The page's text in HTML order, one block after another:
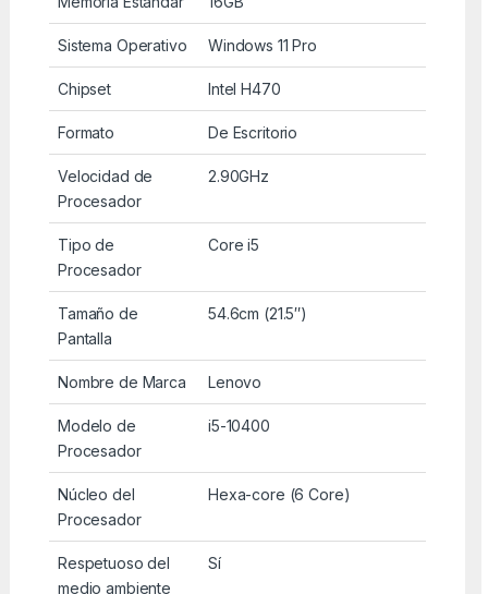
Sistema Operativo Windows 11 Pro
Chipset Intel H470
Formato De Escritorio
Velocidad de
Procesador
2.90GHz
Tipo de
Procesador
Core i5
Tamaño de
Pantalla
54.6cm (21.5″)
Nombre de Marca Lenovo
Modelo de
Procesador
i5-10400
Núcleo del
Procesador
Hexa-core (6 Core)
Respetuoso del
medio ambiente
Sí